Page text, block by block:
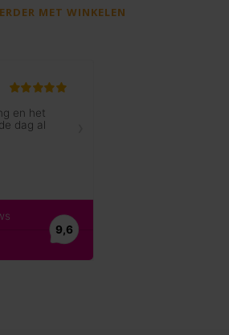
MET WINKELEN